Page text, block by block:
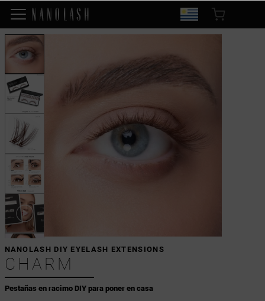
Pestañas en racimo DIY para poner en casa
NANOLASH DIY EYELASH EXTENSIONS
CHARM